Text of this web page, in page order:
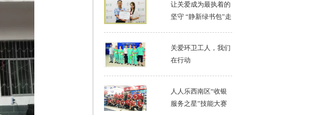
让关爱成为最执着的
坚守 “静新绿书包”走
关爱环卫工人，我们
在行动
人人乐西南区“收银
服务之星”技能大赛